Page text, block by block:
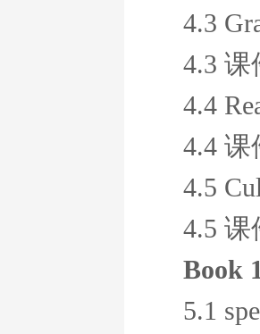
4.3
4.3 课
4.4
4.4 课
4.5
4.5 课
Book
5.1